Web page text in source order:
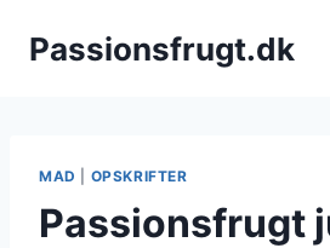
Passionsfrugt.dk
MAD OPSKRIFTER
Passionsfrugt